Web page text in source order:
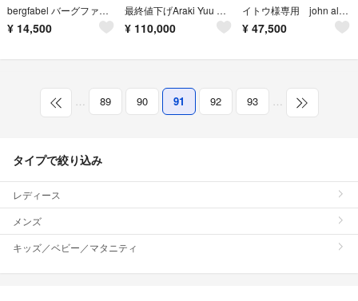
bergfabel バーグファベル オープンカラーシャツ
¥ 14,500
最終値下げAraki Yuu セットアップ
¥ 110,000
イトウ様専用 john alexander skeltonシャツ
¥ 47,500
… 89 90 91 92 93 …
タイプで絞り込み
レディース
メンズ
キッズ／ベビー／マタニティ